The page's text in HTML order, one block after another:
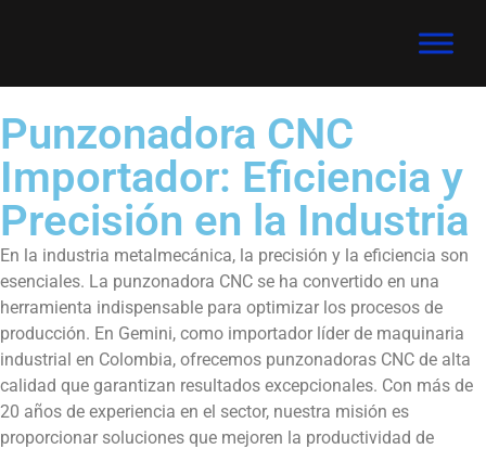
Punzonadora CNC
Importador: Eficiencia y
Precisión en la Industria
En la industria metalmecánica, la precisión y la eficiencia son
esenciales. La punzonadora CNC se ha convertido en una
herramienta indispensable para optimizar los procesos de
producción. En Gemini, como importador líder de maquinaria
industrial en Colombia, ofrecemos punzonadoras CNC de alta
calidad que garantizan resultados excepcionales. Con más de
20 años de experiencia en el sector, nuestra misión es
proporcionar soluciones que mejoren la productividad de